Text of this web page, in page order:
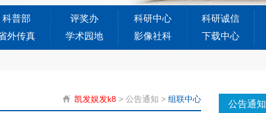
科普部 评奖办 科研中心 科研诚信
外传真 学术园地 影像社科 下载中心
凯发娱发k8> 公告通知 > 组联中心 公告通知